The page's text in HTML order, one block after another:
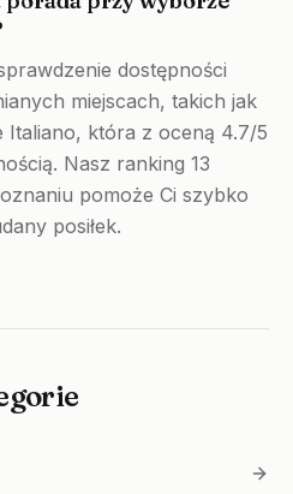
dostępności
miejscach, takich jak
Italiano, która z oceną 4.7/5
Nasz ranking 13
pomoże Ci szybko
posiłek.